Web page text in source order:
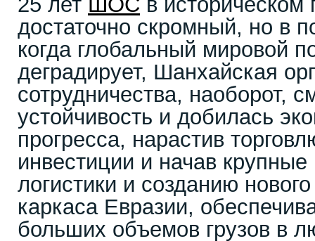
достаточно скромный, но в
когда глобальный мировой
деградирует, Шанхайская
сотрудничества, наоборот,
устойчивость и добилась
прогресса, нарастив
инвестиции и начав
логистики и созданию
каркаса Евразии,
больших объемов грузов в